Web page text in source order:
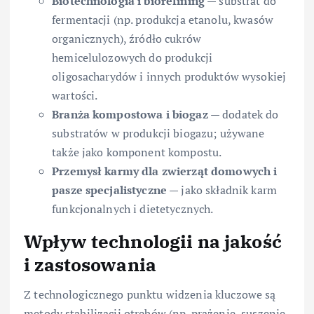
fermentacji (np. produkcja etanolu, kwasów
organicznych), źródło cukrów
hemicelulozowych do produkcji
oligosacharydów i innych produktów wysokiej
wartości.
Branża kompostowa i biogaz— dodatek do
substratów w produkcji biogazu; używane
także jako komponent kompostu.
Przemysł karmy dla zwierząt domowych i
pasze specjalistyczne — jako składnik karm
funkcjonalnych i dietetycznych.
Wpływ technologii na jakość
i zastosowania
Z technologicznego punktu widzenia kluczowe są